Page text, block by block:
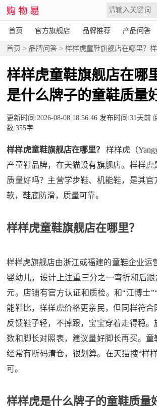
首页 官方旗舰店 品牌推荐 产品问答
首页 > 品牌问答 > 样样虎童鞋旗舰店在哪里？
样样虎童鞋旗舰店在哪
是什么牌子的童鞋质量
更新时间:2026-08-08 18:56:46 发布时间:31天前
数:355字
样样虎童鞋旗舰店在哪里？
样样虎（
产童鞋品牌，在天猫设有旗舰店。样样虎
质量好吗？主营学步鞋、机能鞋，是其官
软，鞋底防滑，质量可靠。
样样虎童鞋旗舰店在哪里？
样样虎旗舰店由浙江或福建的童鞋企业运
婴幼儿，设计上注重三分之一弯折和后跟
元。店铺有官方认证和质检。和“江博士
能鞋比，样样虎价格更亲民，但同样符合
反馈鞋子轻，不掉跟，宝宝穿着走得稳。
数和脚长对照表，建议量好脚长再买。童
经常有断码清仓，很划算。在天猫搜“样
可。
样样虎是什么牌子的童鞋质量